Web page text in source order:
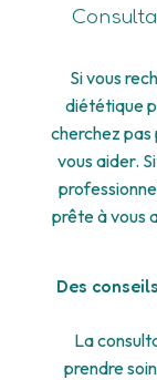
Si vous
diététique
cherchez pas
vous aider.
prête à vous
Des
La
prendre